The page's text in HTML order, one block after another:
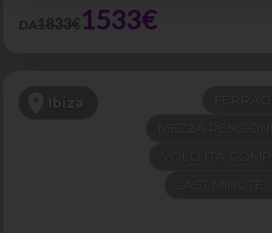
DA1833€1533€
Ibiza